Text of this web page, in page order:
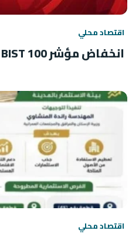
اقتصاد محلي
انخفاض مؤشر BIST 100 في بورصة إسطنبول
اقتصاد محلي